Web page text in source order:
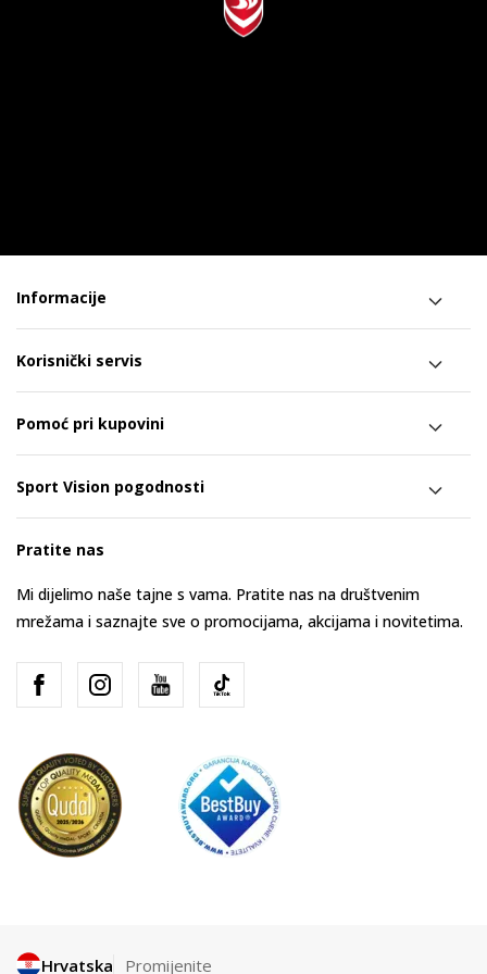
Informacije
Korisnički servis
Pomoć pri kupovini
Sport Vision pogodnosti
Pratite nas
Mi dijelimo naše tajne s vama. Pratite nas na društvenim
mrežama i saznajte sve o promocijama, akcijama i novitetima.
Hrvatska Promijenite